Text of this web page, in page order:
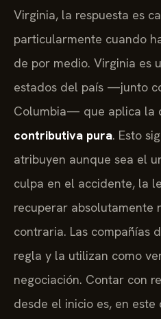
Virginia, la respuesta es
particularmente cuando
de por medio. Virginia es
estados del país —junto
Columbia— que aplica la
contributiva pura. Esto
atribuyen aunque sea el
culpa en el accidente, la
recuperar absolutamente
contraria. Las compañías
regla y la utilizan como
negociación. Contar con
desde el inicio es, en